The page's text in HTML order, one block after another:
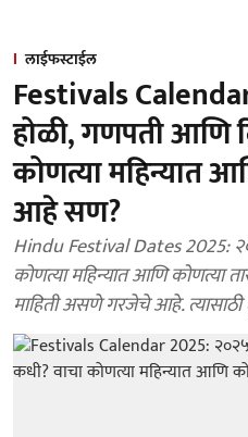
लाईफस्टाईल
Festivals
होळी, गणपती आणि
कोणत्या महिन्यात
आहे सण?
Hindu Festival Dates 2025:
कोणत्या महिन्यात आणि कोणत्या
माहिती असणे